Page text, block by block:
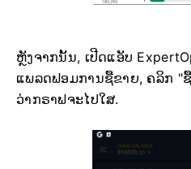
ຫຼັງຈາກນັ້ນ, ເປີດແອັບ
ແພລດຟອມການຊື້ຂາຍ, ຄລິກ "
ວ່າກຣາຟຈະໄປໃສ.